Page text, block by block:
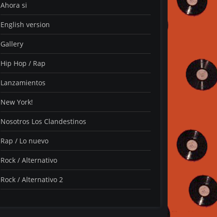
Ahora si
English version
Gallery
Hip Hop / Rap
Lanzamientos
New York!
Nosotros Los Clandestinos
Rap / Lo nuevo
Rock / Alternativo
Rock / Alternativo 2